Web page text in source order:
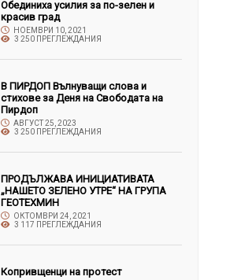
Обединиха усилия за по-зелен и
красив град
НОЕМВРИ 10, 2021
3 250 ПРЕГЛЕЖДАНИЯ
В ПИРДОП Вълнуващи слова и
стихове за Деня на Свободата на
Пирдоп
АВГУСТ 25, 2023
3 250 ПРЕГЛЕЖДАНИЯ
ПРОДЪЛЖАВА ИНИЦИАТИВАТА
„НАШЕТО ЗЕЛЕНО УТРЕ“ НА ГРУПА
ГЕОТЕХМИН
ОКТОМВРИ 24, 2021
3 117 ПРЕГЛЕЖДАНИЯ
Копривщенци на протест